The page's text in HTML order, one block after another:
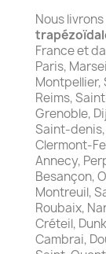
Nous
France et
Paris,
Montpellier,
Reims,
Grenoble,
Saint-
Clermont-
Annecy,
Besançon,
Montreuil,
Roubaix,
Créteil,
Cambrai,